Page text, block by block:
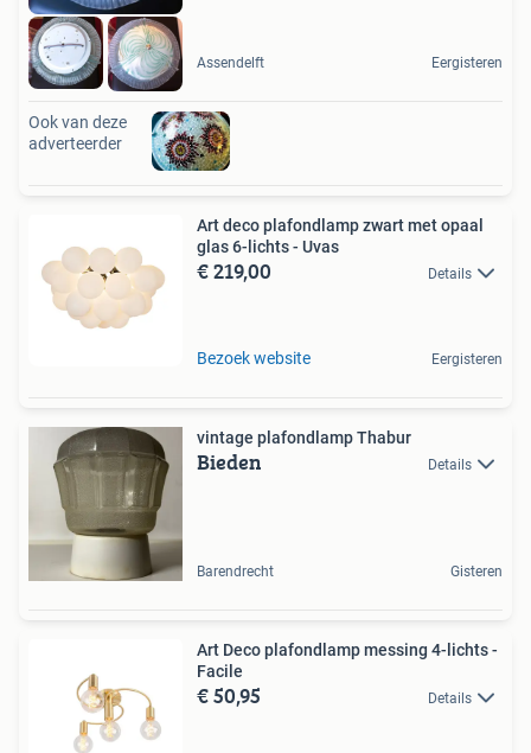
Assendelft Eergisteren
Ook van deze
adverteerder
Art deco plafondlamp zwart met opaal
glas 6-lichts - Uvas
€ 219,00 Details
Bezoek website Eergisteren
vintage plafondlamp Thabur
Bieden Details
Barendrecht Gisteren
Art Deco plafondlamp messing 4-lichts -
Facile
€ 50,95 Details